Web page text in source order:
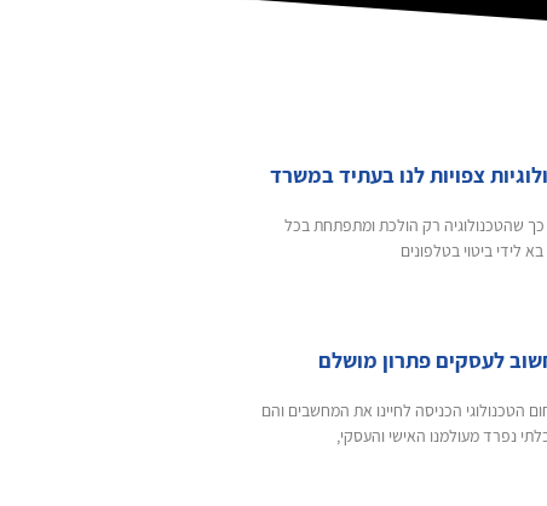
צפויות לנו בעתיד במשרד
כך שהטכנולוגיה רק הולכת ומתפתחת בכל
לידי ביטוי בטלפונים
לעסקים פתרון מושלם
הטכנולוגי הכניסה לחיינו את המחשבים והם
נפרד מעולמנו האישי והעסקי,